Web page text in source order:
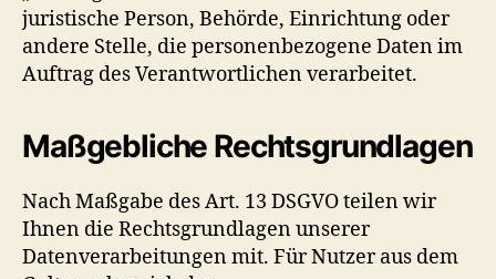
juristische Person, Behörde, Einrichtung oder
andere Stelle, die personenbezogene Daten im
Auftrag des Verantwortlichen verarbeitet.
Maßgebliche Rechtsgrundlagen
Nach Maßgabe des Art. 13 DSGVO teilen wir
Ihnen die Rechtsgrundlagen unserer
Datenverarbeitungen mit. Für Nutzer aus dem